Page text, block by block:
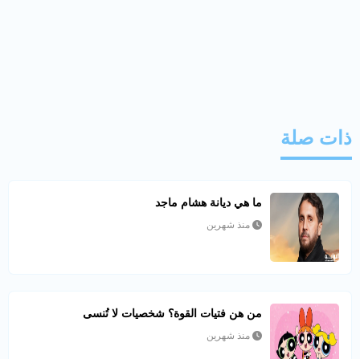
ذات صلة
ما هي ديانة هشام ماجد
منذ شهرين
من هن فتيات القوة؟ شخصيات لا تُنسى
منذ شهرين